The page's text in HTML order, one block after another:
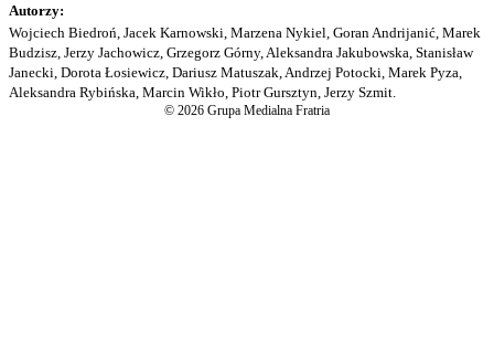
Autorzy:
Wojciech Biedroń, Jacek Karnowski, Marzena Nykiel, Goran Andrijanić, Marek
Budzisz, Jerzy Jachowicz, Grzegorz Górny, Aleksandra Jakubowska, Stanisław
Janecki, Dorota Łosiewicz, Dariusz Matuszak, Andrzej Potocki, Marek Pyza,
Aleksandra Rybińska, Marcin Wikło, Piotr Gursztyn, Jerzy Szmit.
© 2026 Grupa Medialna Fratria